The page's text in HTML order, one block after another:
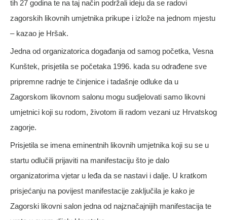
tih 27 godina te na taj način podržali ideju da se radovi
zagorskih likovnih umjetnika prikupe i izlože na jednom mjestu
– kazao je Hršak.
Jedna od organizatorica događanja od samog početka, Vesna
Kunštek, prisjetila se početaka 1996. kada su odrađene sve
pripremne radnje te činjenice i tadašnje odluke da u
Zagorskom likovnom salonu mogu sudjelovati samo likovni
umjetnici koji su rodom, životom ili radom vezani uz Hrvatskog
zagorje.
Prisjetila se imena eminentnih likovnih umjetnika koji su se u
startu odlučili prijaviti na manifestaciju što je dalo
organizatorima vjetar u leđa da se nastavi i dalje. U kratkom
prisjećanju na povijest manifestacije zaključila je kako je
Zagorski likovni salon jedna od najznačajnijih manifestacija te